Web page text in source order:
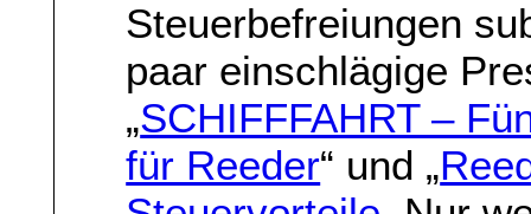
Steuerbefreiungen
paar einschlägige
„SCHIFFFAHRT –
für Reeder“ und „